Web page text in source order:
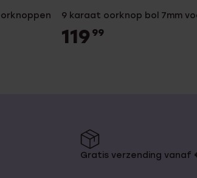
9 karaat oorknop bol 7mm
119 99
Gratis verzending vanaf